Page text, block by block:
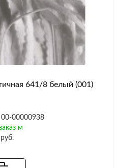
641/8 белый (001)
00-00000938
м